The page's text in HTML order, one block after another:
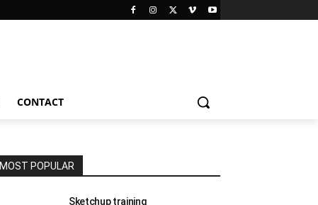
CONTACT
MOST POPULAR
Sketchup training